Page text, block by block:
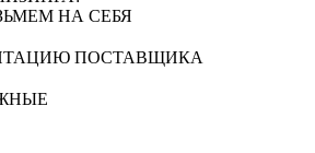
НА СЕБЯ
ПОСТАВЩИКА